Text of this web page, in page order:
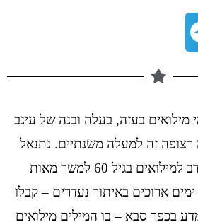
שירת כ-480 ימי מילואים בעזה, בעלה ובנה של עינב
רצופה זה למעלה משנתיים. נתנאל
לא חשב פעמיים, התנדב למילואים בגיל 60 למשך מאות
ארוכים באיתור נעדרים – קבלו
בכפר סבא – בו המילים מילואים